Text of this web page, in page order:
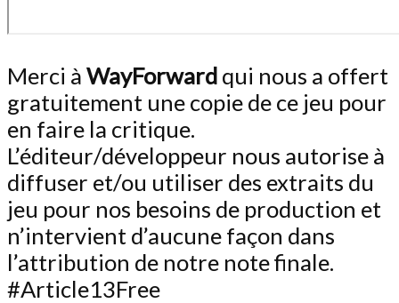
Merci à WayForward qui nous a offert
gratuitement une copie de ce jeu pour
en faire la critique.
L’éditeur/développeur nous autorise à
diffuser et/ou utiliser des extraits du
jeu pour nos besoins de production et
n’intervient d’aucune façon dans
l’attribution de notre note finale.
#Article13Free